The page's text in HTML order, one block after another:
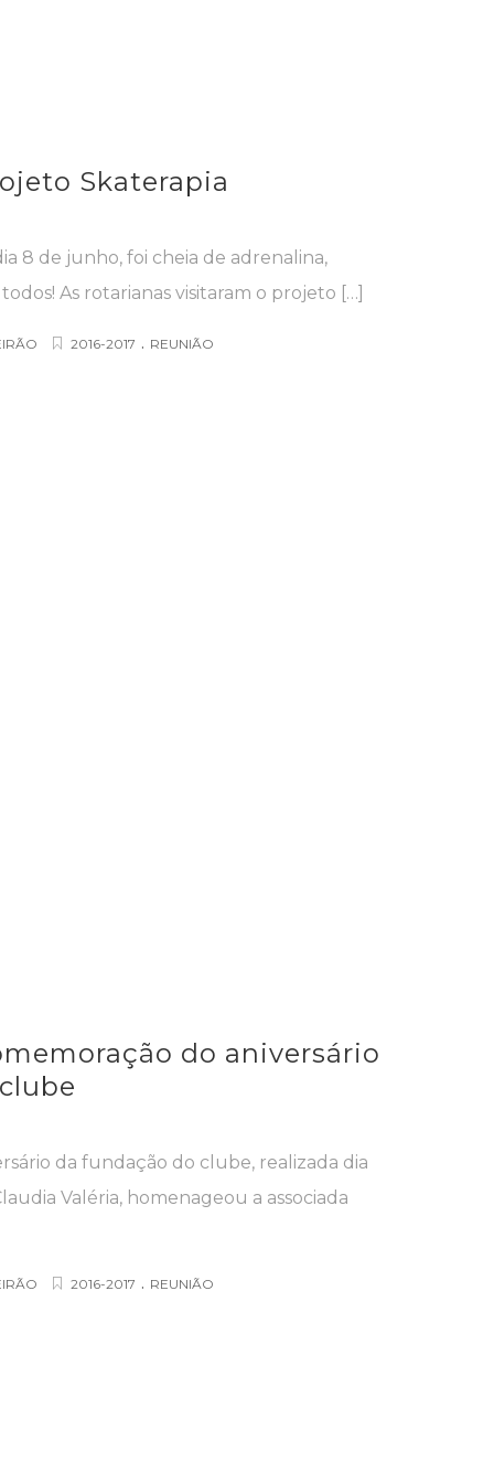
Skaterapia
8 de junho, foi cheia de adrenalina,
As rotarianas visitaram o projeto […]
2016-2017 . REUNIÃO
do aniversário
da fundação do clube, realizada dia
Valéria, homenageou a associada
2016-2017 . REUNIÃO